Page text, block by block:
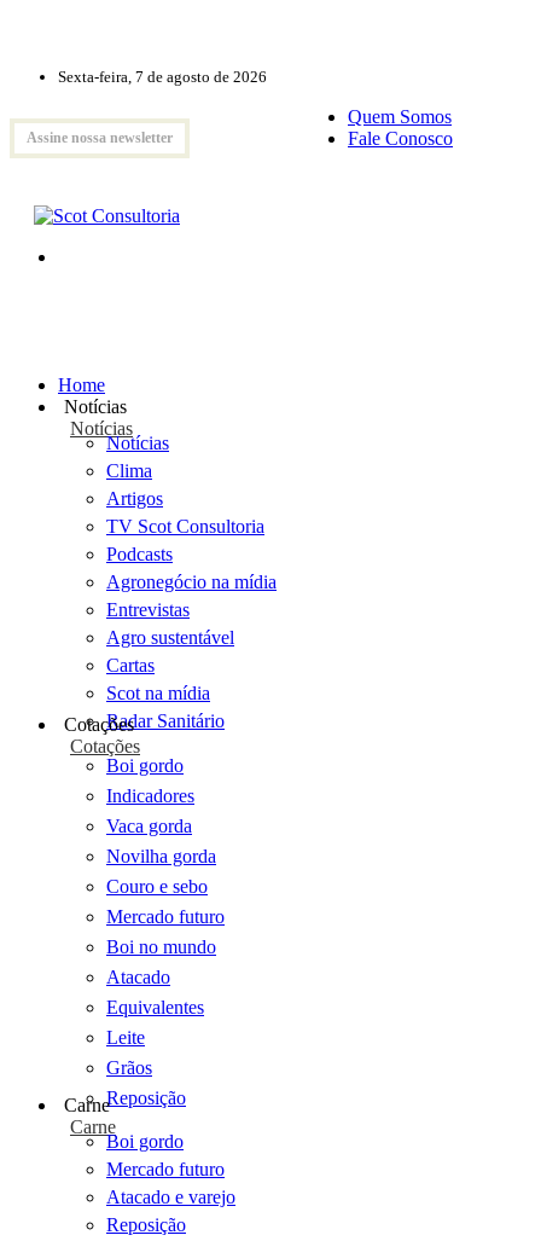
Sexta-feira, 7 de agosto de 2026
Assine nossa newsletter
Quem Somos
Fale Conosco
Home
Notícias
Notícias
Notícias
Clima
Artigos
TV Scot Consultoria
Podcasts
Agronegócio na mídia
Entrevistas
Agro sustentável
Cartas
Scot na mídia
Radar Sanitário
Cotações
Cotações
Boi gordo
Indicadores
Vaca gorda
Novilha gorda
Couro e sebo
Mercado futuro
Boi no mundo
Atacado
Equivalentes
Leite
Grãos
Reposição
Carne
Carne
Boi gordo
Mercado futuro
Atacado e varejo
Reposição